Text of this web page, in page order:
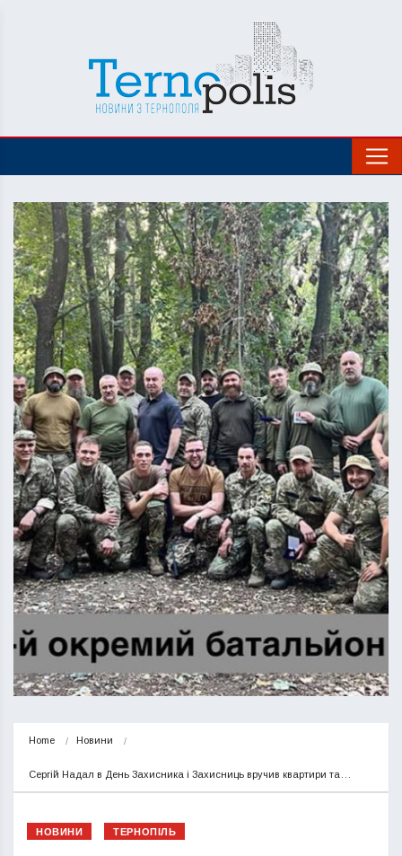
Home Новини
Сергій Надал в День Захисника і Захисниць вручив квартири та…
НОВИНИ ТЕРНОПІЛЬ